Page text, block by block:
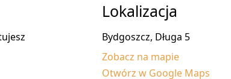
Lokalizacja
Bydgoszcz, Długa 5
Zobacz na mapie
Otwórz w Google Maps